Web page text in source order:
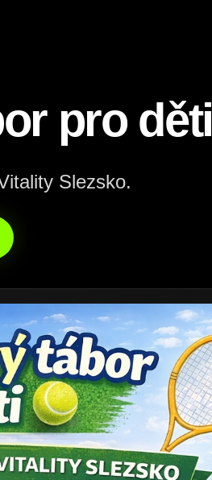
pro děti
Slezsko.